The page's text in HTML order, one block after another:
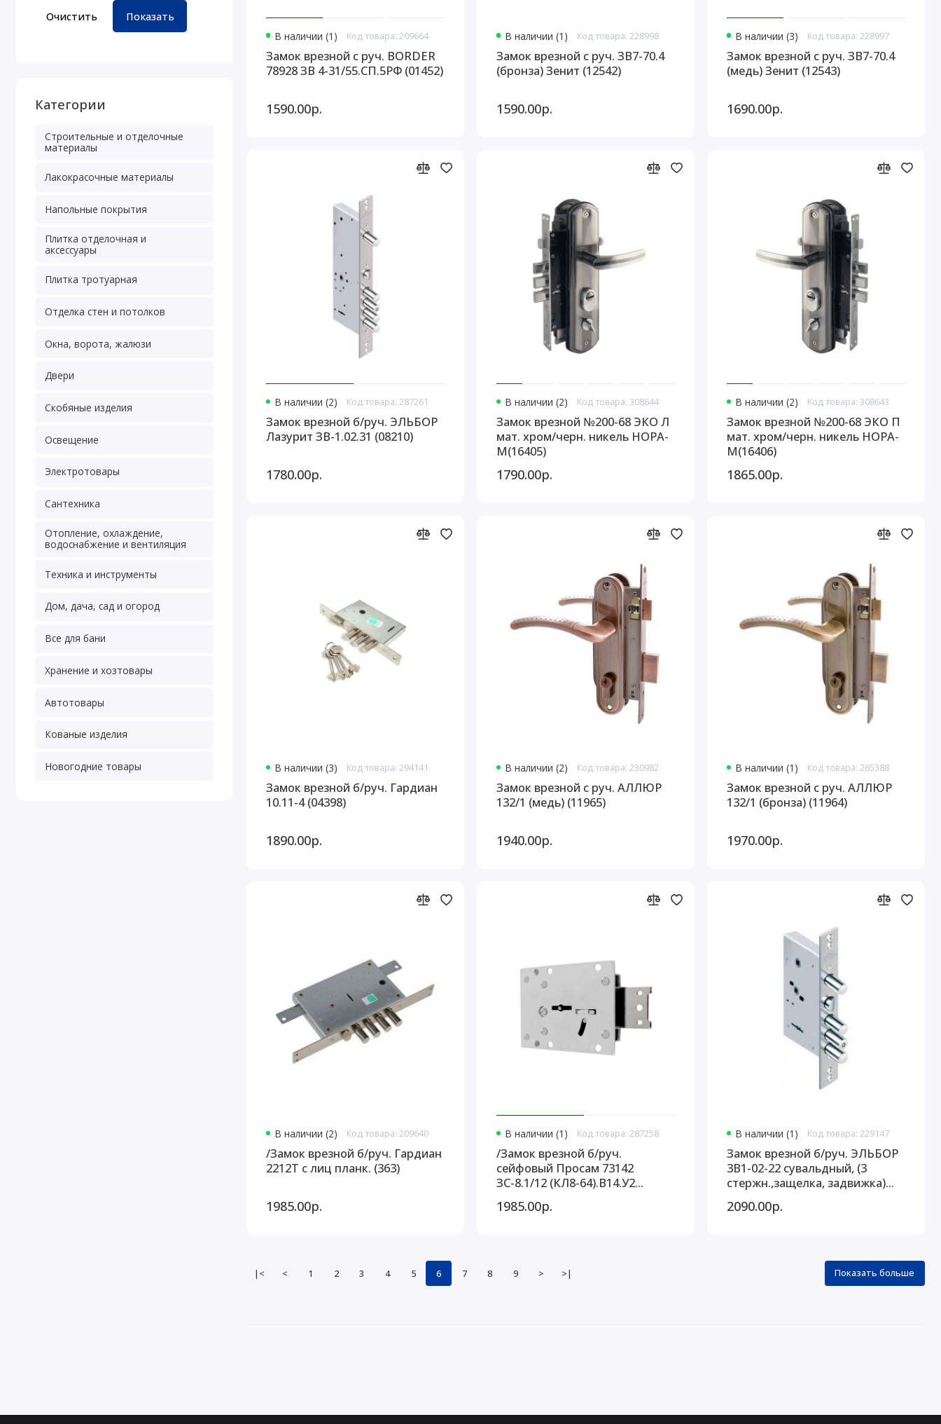
Очистить Показать
Категории
Строительные и отделочные
материалы
Лакокрасочные материалы
Напольные покрытия
Плитка отделочная и
аксессуары
Плитка тротуарная
Отделка стен и потолков
Окна, ворота, жалюзи
Двери
Скобяные изделия
Освещение
Электротовары
Сантехника
Отопление, охлаждение,
водоснабжение и вентиляция
Техника и инструменты
Дом, дача, сад и огород
Все для бани
Хранение и хозтовары
Автотовары
Кованые изделия
Новогодние товары
В наличии (1) Код товара: 209664
Замок врезной с руч. BORDER
78928 ЗВ 4-31/55.СП.5РФ (01452)
1590.00р.
В наличии (1) Код товара: 228998
Замок врезной с руч. ЗВ7-70.4
(бронза) Зенит (12542)
1590.00р.
В наличии (3) Код товара: 228997
Замок врезной с руч. ЗВ7-70.4
(медь) Зенит (12543)
1690.00р.
В наличии (2) Код товара: 287261
Замок врезной б/руч. ЭЛЬБОР
Лазурит ЗВ-1.02.31 (08210)
1780.00р.
В наличии (2) Код товара: 308644
Замок врезной №200-68 ЭКО Л
мат. хром/черн. никель НОРА-
М(16405)
1790.00р.
В наличии (2) Код товара: 308643
Замок врезной №200-68 ЭКО П
мат. хром/черн. никель НОРА-
М(16406)
1865.00р.
В наличии (3) Код товара: 294141
Замок врезной б/руч. Гардиан
10.11-4 (04398)
1890.00р.
В наличии (2) Код товара: 230982
Замок врезной с руч. АЛЛЮР
132/1 (медь) (11965)
1940.00р.
В наличии (1) Код товара: 265388
Замок врезной с руч. АЛЛЮР
132/1 (бронза) (11964)
1970.00р.
В наличии (2) Код товара: 209640
/Замок врезной б/руч. Гардиан
2212Т с лиц планк. (363)
1985.00р.
В наличии (1) Код товара: 287258
/Замок врезной б/руч.
сейфовый Просам 73142
ЗС-8.1/12 (КЛ8-64).В14.У2
1985.00р.
В наличии (1) Код товара: 229147
Замок врезной б/руч. ЭЛЬБОР
3В1-02-22 сувальдный, (3
стержн.,защелка, задвижка)
2090.00р.
|< < 1 2 3 4 5 6 7 8 9 > >| Показать больше